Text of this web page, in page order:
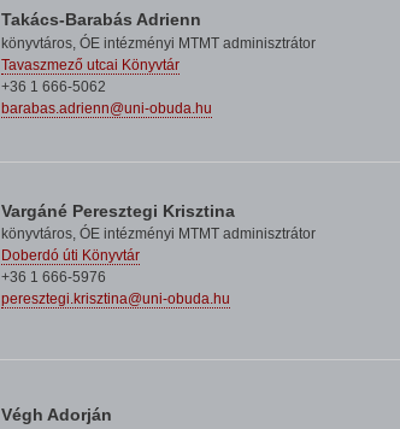
Takács-Barabás Adrienn
könyvtáros, ÓE intézményi MTMT adminisztrátor
Tavaszmező utcai Könyvtár
+36 1 666-5062
barabas.adrienn@uni-obuda.hu
Vargáné Peresztegi Krisztina
könyvtáros, ÓE intézményi MTMT adminisztrátor
Doberdó úti Könyvtár
+36 1 666-5976
peresztegi.krisztina@uni-obuda.hu
Végh Adorján